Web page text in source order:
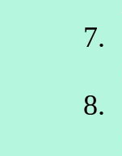
7.
8.